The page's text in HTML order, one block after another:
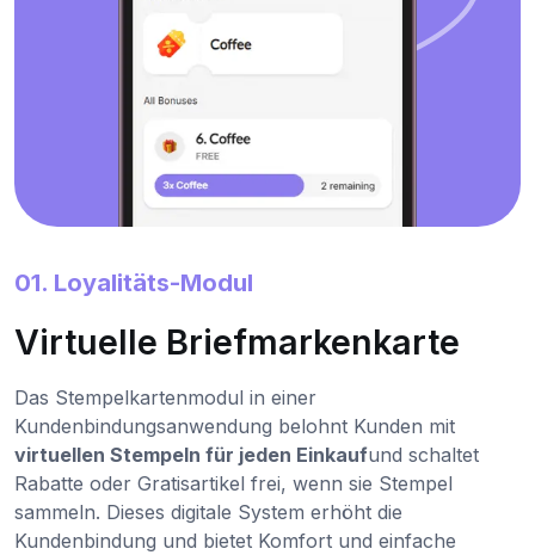
01. Loyalitäts-Modul
Virtuelle Briefmarkenkarte
Das Stempelkartenmodul in einer
Kundenbindungsanwendung belohnt Kunden mit
virtuellen Stempeln für jeden Einkaufund schaltet
Rabatte oder Gratisartikel frei, wenn sie Stempel
sammeln. Dieses digitale System erhöht die
Kundenbindung und bietet Komfort und einfache